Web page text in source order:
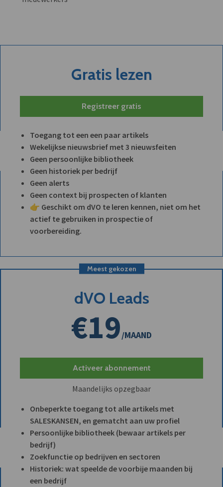
Gratis lezen
Registreer gratis
Toegang tot een een paar artikels
Wekelijkse nieuwsbrief met 3 nieuwsfeiten
Geen persoonlijke bibliotheek
Geen historiek per bedrijf
Geen alerts
Geen context bij prospecten of klanten
👉 Geschikt om dVO te leren kennen, niet om het
actief te gebruiken in prospectie of
voorbereiding.
Meest gekozen
dVO Leads
€19/MAAND
Activeer abonnement
Maandelijks opzegbaar
Onbeperkte toegang tot alle artikels met
SALESKANSEN, en gematcht aan uw profiel
Persoonlijke bibliotheek (bewaar artikels per
bedrijf)
Zoekfunctie op bedrijven en sectoren
Historiek: wat speelde de voorbije maanden bij
een bedrijf